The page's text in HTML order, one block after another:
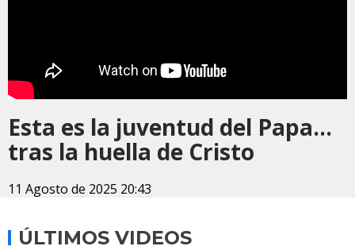
Esta es la juventud del Papa...
tras la huella de Cristo
11 Agosto de 2025 20:43
ÚLTIMOS VIDEOS